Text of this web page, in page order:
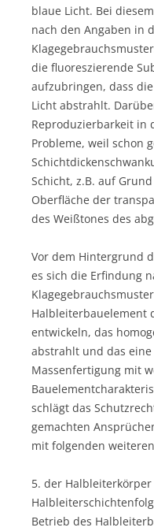
blaue Licht. Bei
nach den Angaben in
die fluoreszierende
aufzubringen, dass
Licht abstrahlt.
Reproduzierbarkeit in
Probleme, weil schon
Schicht, z.B. auf
Oberfläche der
des Weißtones des
Vor dem Hintergrund
es sich die Erfindung
Halbleiterbauelement
entwickeln, das
abstrahlt und das
Massenfertigung mit
schlägt das
gemachten
mit folgenden
5. der
Betrieb des